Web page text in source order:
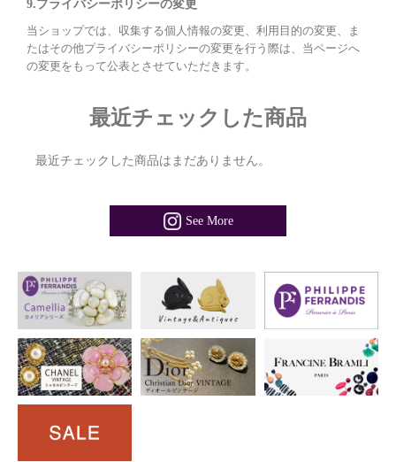
9.プライバシーポリシーの変更
当ショップでは、収集する個人情報の変更、利用目的の変更、ま
たはその他プライバシーポリシーの変更を行う際は、当ページへ
の変更をもって公表とさせていただきます。
最近チェックした商品
最近チェックした商品はまだありません。
See More